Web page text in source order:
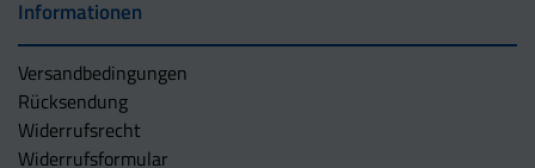
Informationen
Versandbedingungen
Rücksendung
Widerrufsrecht
Widerrufsformular